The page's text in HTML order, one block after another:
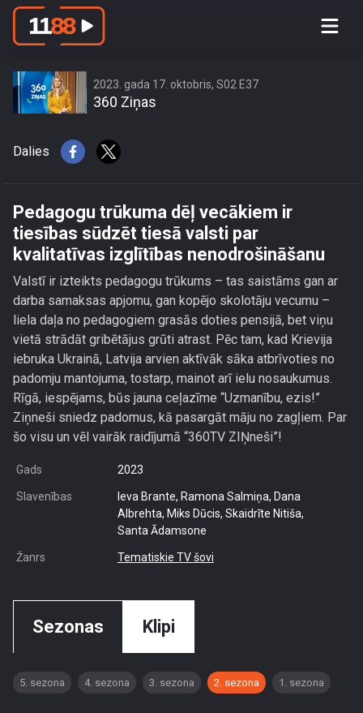
Pedagogu trūkuma dēļ vecākiem ir
tiesības sūdzēt tiesā valsti par
nenodrošināšanu
2023. gada 17. oktobris, S02 E37
360 Ziņas
Dalies
Pedagogu trūkuma dēļ vecākiem ir
tiesības sūdzēt tiesā valsti par
kvalitatīvas izglītības nenodrošināšanu
Valstī ir izteikts pedagogu trūkums – tas saistāms gan ar
darba samaksas apjomu, gan kopējo skolotāju vecumu –
liela daļa no pedagogiem grasās doties pensijā, bet viņu
vietā strādāt gribētājus grūti atrast. Pēc tam, kad Krievija
iebruka Ukrainā, Latvija arvien aktīvāk sāka atbrīvoties no
padomju mantojuma, tostarp, mainot arī ielu nosaukumus.
Rīgā, iespējams, būs jauna ceļazīme “Uzmanību, ezis!”
Ziņneši sniedz padomus, kā pasargāt māju no zagļiem. Par
šo visu un vēl vairāk raidījumā “360TV ZIŅneši”!
Gads 2023
Slavenības
Ieva Brante, Ramona Salmiņa, Dana
Albrehta, Miks Dūcis, Skaidrīte Nitiša,
Santa Ādamsone
Žanrs Tematiskie TV šovi
Sezonas Klipi
5. sezona 4. sezona 3. sezona 2. sezona 1. sezona